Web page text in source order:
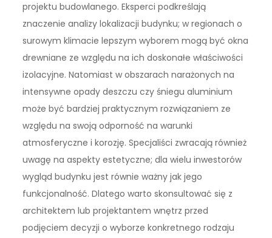
projektu budowlanego. Eksperci podkreślają
znaczenie analizy lokalizacji budynku; w regionach o
surowym klimacie lepszym wyborem mogą być okna
drewniane ze względu na ich doskonałe właściwości
izolacyjne. Natomiast w obszarach narażonych na
intensywne opady deszczu czy śniegu aluminium
może być bardziej praktycznym rozwiązaniem ze
względu na swoją odporność na warunki
atmosferyczne i korozję. Specjaliści zwracają również
uwagę na aspekty estetyczne; dla wielu inwestorów
wygląd budynku jest równie ważny jak jego
funkcjonalność. Dlatego warto skonsultować się z
architektem lub projektantem wnętrz przed
podjęciem decyzji o wyborze konkretnego rodzaju